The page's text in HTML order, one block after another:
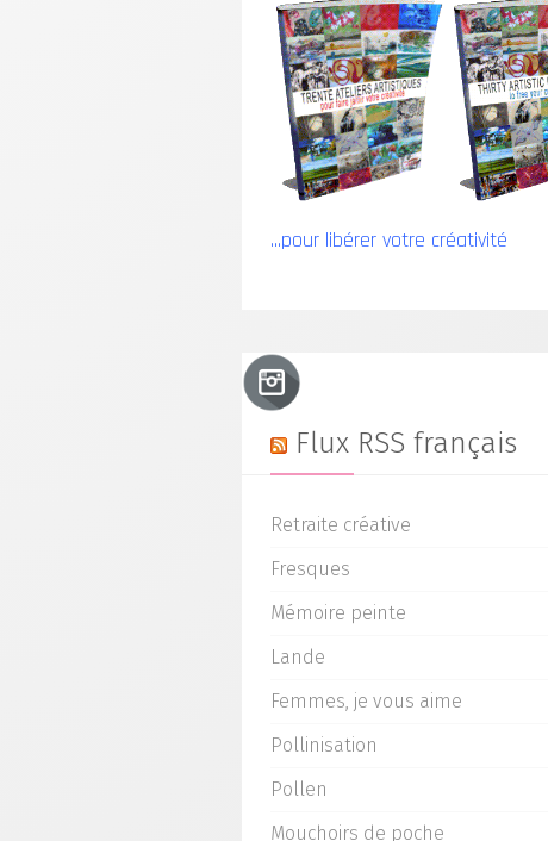
...pour libérer votre créativité
Flux RSS français
Retraite créative
Fresques
Mémoire peinte
Lande
Femmes, je vous aime
Pollinisation
Pollen
Mouchoirs de poche